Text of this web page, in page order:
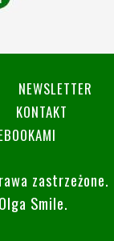
NEWSLETTER
KONTAKT
zastrzeżone.
Smile.